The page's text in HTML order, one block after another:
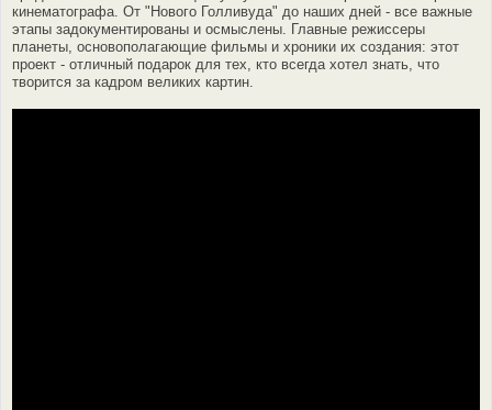
кинематографа. От "Нового Голливуда" до наших дней - все важные
этапы задокументированы и осмыслены. Главные режиссеры
планеты, основополагающие фильмы и хроники их создания: этот
проект - отличный подарок для тех, кто всегда хотел знать, что
творится за кадром великих картин.